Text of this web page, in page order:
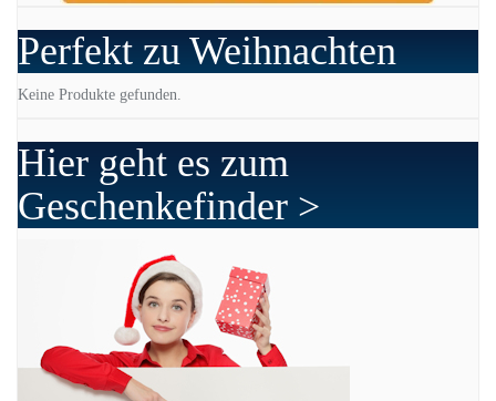
Perfekt zu Weihnachten
Keine Produkte gefunden.
Hier geht es zum
Geschenkefinder >